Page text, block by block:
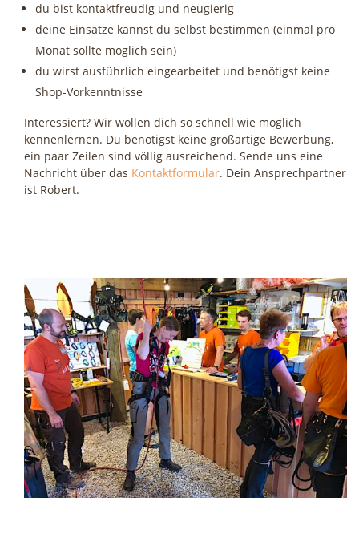
du bist kontaktfreudig und neugierig
deine Einsätze kannst du selbst bestimmen (einmal pro
Monat sollte möglich sein)
du wirst ausführlich eingearbeitet und benötigst keine
Shop-Vorkenntnisse
Interessiert? Wir wollen dich so schnell wie möglich
kennenlernen. Du benötigst keine großartige Bewerbung,
ein paar Zeilen sind völlig ausreichend. Sende uns eine
Nachricht über das Kontaktformular. Dein Ansprechpartner
ist Robert.